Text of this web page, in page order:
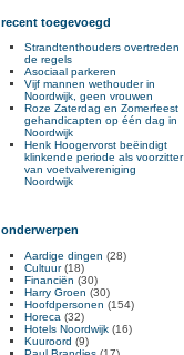
recent toegevoegd
Strandtenthouders overtreden
de regels
Asociaal parkeren
Vijf mannen wethouder in
Noordwijk, geen vrouwen
Roze Zaterdag en Zomerfeest
gehandicapten op één dag in
Noordwijk
Henk Hoogervorst beëindigt
klinkende periode als voorzitter
van voetvalvereniging
Noordwijk
onderwerpen
Aardige dingen (28)
Cultuur(18)
Financiën (30)
Harry Groen (30)
Hoofdpersonen (154)
Horeca (32)
Hotels Noordwijk (16)
Kuuroord (9)